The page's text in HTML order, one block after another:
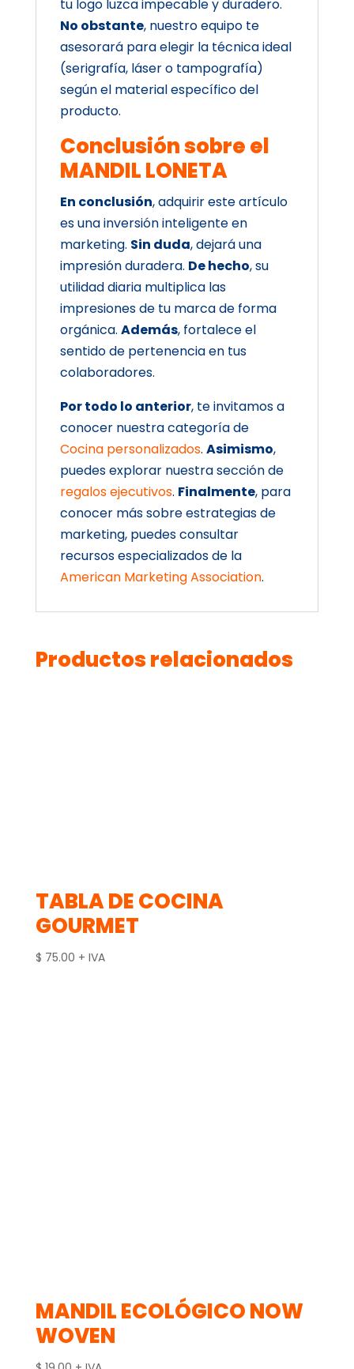
tu logo luzca impecable y duradero.
No obstante, nuestro equipo te
asesorará para elegir la técnica ideal
(serigrafía, láser o tampografía)
según el material específico del
producto.
Conclusión sobre el
MANDIL LONETA
En conclusión, adquirir este artículo
es una inversión inteligente en
marketing. Sin duda, dejará una
impresión duradera. De hecho, su
utilidad diaria multiplica las
impresiones de tu marca de forma
orgánica. Además, fortalece el
sentido de pertenencia en tus
colaboradores.
Por todo lo anterior, te invitamos a
conocer nuestra categoría de
Cocina personalizados. Asimismo,
puedes explorar nuestra sección de
regalos ejecutivos. Finalmente, para
conocer más sobre estrategias de
marketing, puedes consultar
recursos especializados de la
American Marketing Association.
Productos relacionados
TABLA DE COCINA
GOURMET
$ 75.00 + IVA
MANDIL ECOLÓGICO NOW
WOVEN